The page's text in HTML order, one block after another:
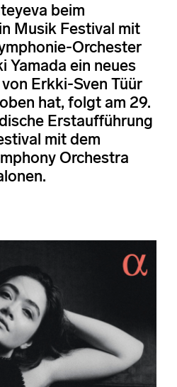
beim
Musik Festival mit
Orchester
Yamada ein neues
Erkki-Sven Tüür
hat, folgt am 29.
Erstaufführung
mit dem
Orchestra